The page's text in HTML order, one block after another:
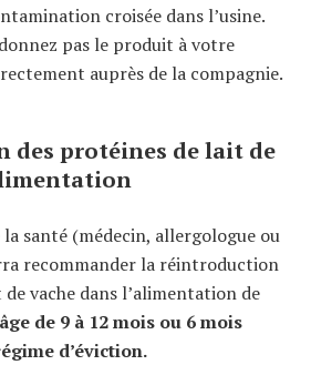
croisée dans l’usine.
pas le produit à votre
auprès de la compagnie.
des protéines de lait de
santé (médecin, allergologue ou
recommander la réintroduction
vache dans l’alimentation de
de 9 à 12 mois ou 6 mois
d’éviction.